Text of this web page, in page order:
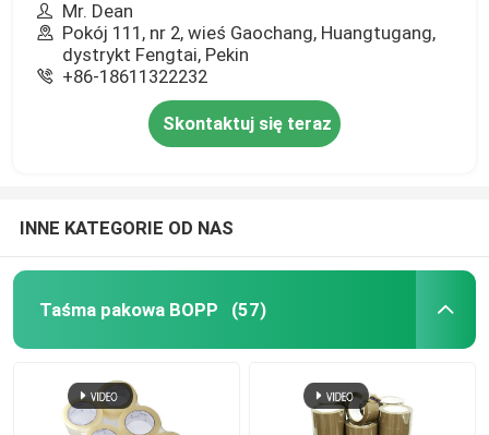
Mr. Dean
Pokój 111, nr 2, wieś Gaochang, Huangtugang,
dystrykt Fengtai, Pekin
+86-18611322232
Skontaktuj się teraz
INNE KATEGORIE OD NAS
Taśma pakowa BOPP (57)